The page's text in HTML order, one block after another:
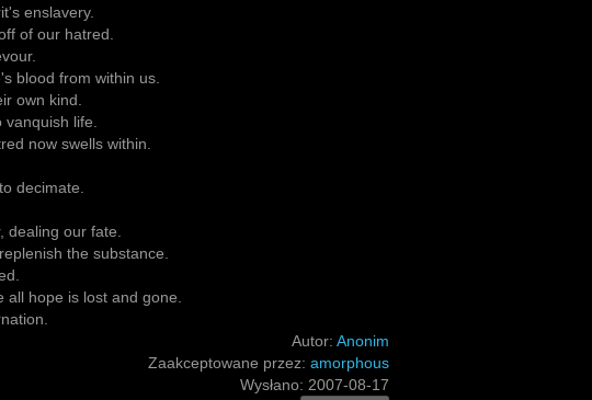
enslavery.
of our hatred.
blood from within us.
own kind.
life.
now swells within.
decimate.
dealing our fate.
the substance.
all hope is lost and gone.
Autor: Anonim
Zaakceptowane przez: amorphous
Wysłano: 2007-08-17